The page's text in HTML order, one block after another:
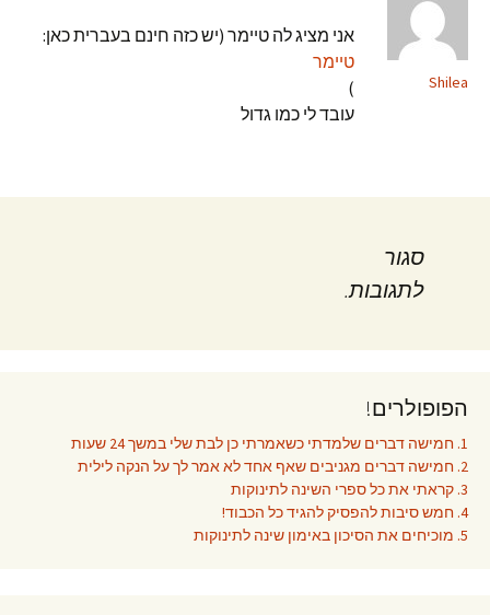
Shilea
אני מציג לה טיימר (יש כזה חינם בעברית כאן:
טיימר
)
עובד לי כמו גדול
סגור
לתגובות.
הפופולרים!
1. חמישה דברים שלמדתי כשאמרתי כן לבת שלי במשך 24 שעות
2. חמישה דברים מגניבים שאף אחד לא אמר לך על הנקה לילית
3. קראתי את כל ספרי השינה לתינוקות
4. חמש סיבות להפסיק להגיד כל הכבוד!
5. מוכיחים את הסיכון באימון שינה לתינוקות